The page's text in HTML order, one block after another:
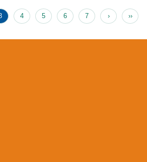
4 5 6 7 › ››